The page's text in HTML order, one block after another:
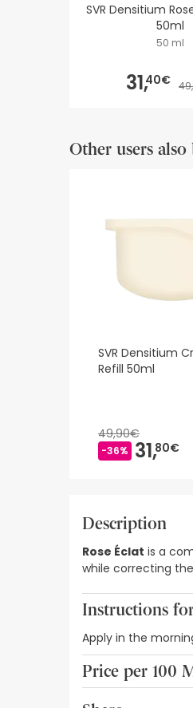
SVR Densitium
50ml
50 ml
31,40€
Other users
SVR Densitium
Refill 50ml
49,90€
-36% 31,80€
Description
Rose Éclat is a
while correcting the
Instructions
Apply in the
Price per 100